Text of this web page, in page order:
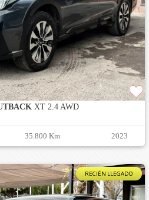
XT 2.4 AWD
35.800 Km 2023
RECIÉN LLEGADO